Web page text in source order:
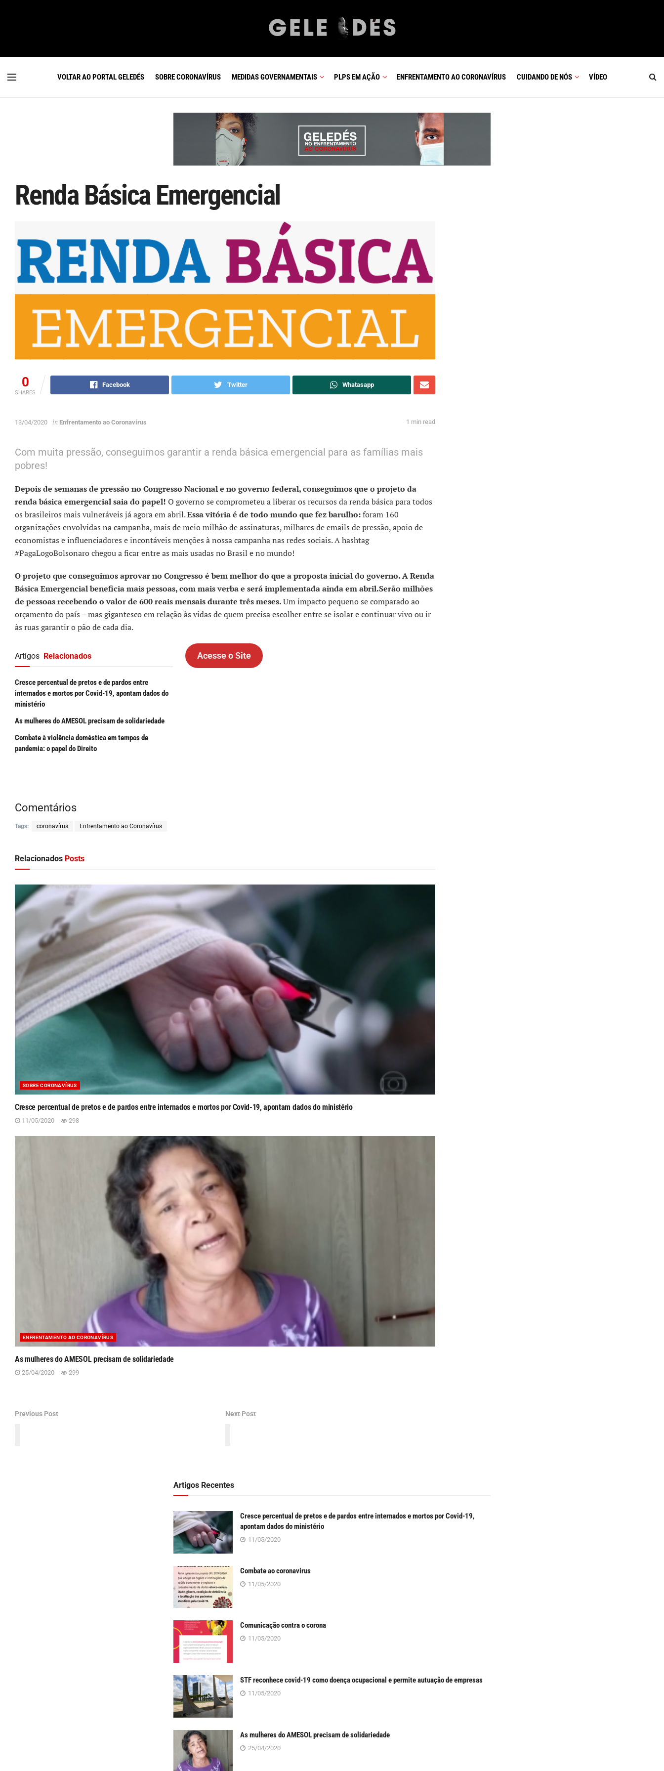
VOLTAR AO PORTAL GELEDÉS SOBRE CORONAVÍRUS MEDIDAS GOVERNAMENTAIS PLPS EM AÇÃO ENFRENTAMENTO AO CORONAVÍRUS CUIDANDO DE NÓS VÍDEO
Renda Básica Emergencial
0
SHARES
Facebook Twitter Whatasapp
13/04/2020 in Enfrentamento ao Coronavírus 1 min read
Com muita pressão, conseguimos garantir a renda básica emergencial para as famílias mais
pobres!
Depois de semanas de pressão no Congresso Nacional e no governo federal, conseguimos que o projeto da
renda básica emergencial saia do papel! O governo se comprometeu a liberar os recursos da renda básica para todos
os brasileiros mais vulneráveis já agora em abril.Essa vitória é de todo mundo que fez barulho:foram 160
organizações envolvidas na campanha, mais de meio milhão de assinaturas, milhares de emails de pressão, apoio de
economistas e influenciadores e incontáveis menções à nossa campanha nas redes sociais. A hashtag
#PagaLogoBolsonaro chegou a ficar entre as mais usadas no Brasil e no mundo!
O projeto que conseguimos aprovar no Congresso é bem melhor do que a proposta inicial do governo. A Renda
Básica Emergencial beneficia mais pessoas, com mais verba e será implementada ainda em abril.Serão milhões
de pessoas recebendo o valor de 600 reais mensais durante três meses.Um impacto pequeno se comparado ao
orçamento do país – mas gigantesco em relação às vidas de quem precisa escolher entre se isolar e continuar vivo ou ir
às ruas garantir o pão de cada dia.
Artigos Relacionados
Cresce percentual de pretos e de pardos entre
internados e mortos por Covid-19, apontam dados do
ministério
As mulheres do AMESOL precisam de solidariedade
Combate à violência doméstica em tempos de
pandemia: o papel do Direito
Acesse o Site
Comentários
Tags: coronavírus Enfrentamento ao Coronavírus
Relacionados Posts
SOBRE CORONAVÍRUS
Cresce percentual de pretos e de pardos entre internados e mortos por Covid-19, apontam dados do ministério
11/05/2020 298
ENFRENTAMENTO AO CORONAVÍRUS
As mulheres do AMESOL precisam de solidariedade
25/04/2020 299
Previous Post Next Post
Artigos Recentes
Cresce percentual de pretos e de pardos entre internados e mortos por Covid-19,
apontam dados do ministério
11/05/2020
Combate ao coronavirus
11/05/2020
Comunicação contra o corona
11/05/2020
STF reconhece covid-19 como doença ocupacional e permite autuação de empresas
11/05/2020
As mulheres do AMESOL precisam de solidariedade
25/04/2020